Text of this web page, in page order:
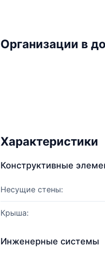
Организации в
Характеристики
Конструктивные
Несущие стены:
Крыша:
Инженерные системы